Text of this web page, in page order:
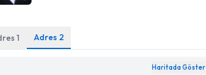
1 Adres 2
Haritada Göster